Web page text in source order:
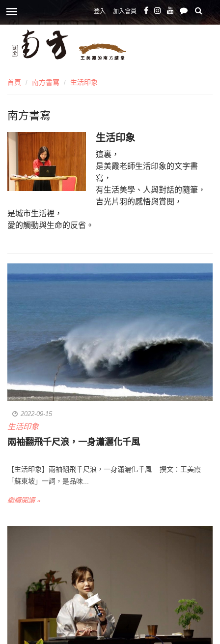
登入 加入會員
首頁 南方書寫 生活印象
南方書寫
生活印象
這裏，
是美霞老師生活印象的文字書
寫，
有生活美學、人與對話的隨筆，
吉光片羽的感悟與賞閱，
是城市生活裡，
愛的觸動與生命的反省。
2022-09-15
生活印象
兩袖翻飛千尺浪，一身瀟灑化千風
【生活印象】兩袖翻飛千尺浪，一身瀟灑化千風 撰文：王美霞
「蘇東坡」一詞，是品味...
繼續閱讀 »